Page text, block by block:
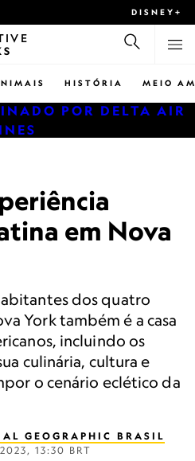
DISNEY+
HISTÓRIA MEIO
POR DELTA AIR
em Nova
dos quatro
York também é a casa
incluindo os
culinária, cultura e
o cenário eclético da
GEOGRAPHIC BRASIL
13:30 BRT